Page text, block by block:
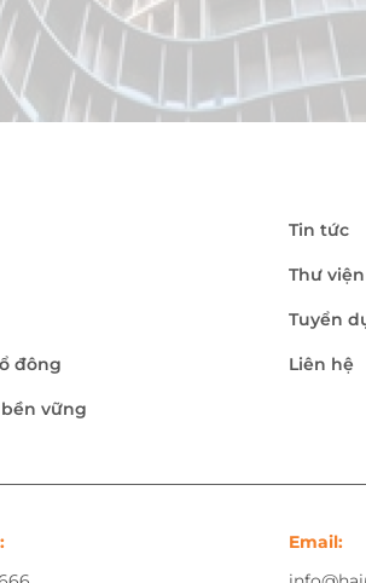
đông
vững
Tin tức
Thư viện
Tuyển
Liên hệ
Email: